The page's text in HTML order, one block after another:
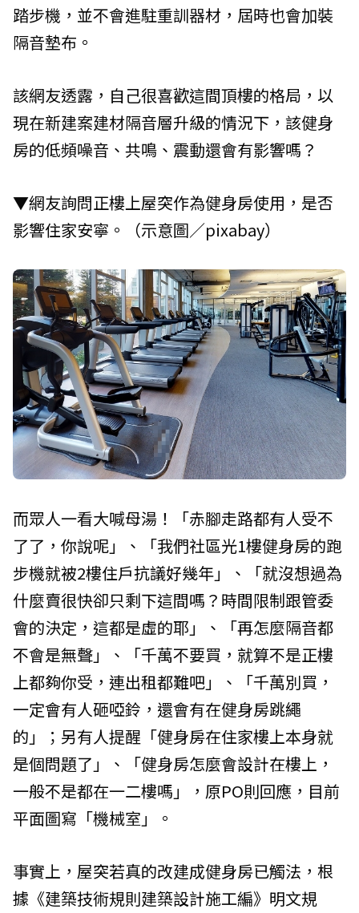
踏步機，並不會進駐重訓器材，屆時也會加裝
隔音墊布。
該網友透露，自己很喜歡這間頂樓的格局，以
現在新建案建材隔音層升級的情況下，該健身
房的低頻噪音、共鳴、震動還會有影響嗎？
▼網友詢問正樓上屋突作為健身房使用，是否
影響住家安寧。（示意圖／pixabay）
而眾人一看大喊母湯！「赤腳走路都有人受不
了了，你說呢」、「我們社區光1樓健身房的跑
步機就被2樓住戶抗議好幾年」、「就沒想過為
什麼賣很快卻只剩下這間嗎？時間限制跟管委
會的決定，這都是虛的耶」、「再怎麼隔音都
不會是無聲」、「千萬不要買，就算不是正樓
上都夠你受，連出租都難吧」、「千萬別買，
一定會有人砸啞鈴，還會有在健身房跳繩
的」；另有人提醒「健身房在住家樓上本身就
是個問題了」、「健身房怎麼會設計在樓上，
一般不是都在一二樓嗎」，原PO則回應，目前
平面圖寫「機械室」。
事實上，屋突若真的改建成健身房已觸法，根
據《建築技術規則建築設計施工編》明文規